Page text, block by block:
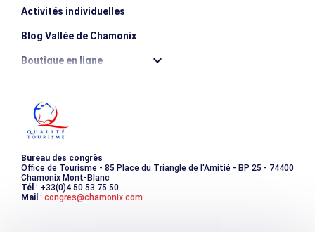
Activités individuelles
Blog Vallée de Chamonix
Boutique en ligne
Les incontournables
Photothèque
Bureau des congrès
Office de Tourisme - 85 Place du Triangle de l'Amitié - BP 25 - 74400
Chamonix Mont-Blanc
Tél : +33(0)4 50 53 75 50
Mail : congres@chamonix.com